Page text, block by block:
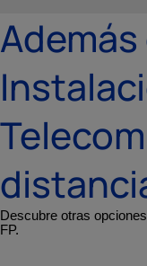
Descubre otras
FP.